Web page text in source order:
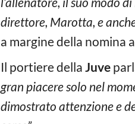
direttore, Marotta, e
a margine della nomina
Il portiere della Juve
gran piacere solo nel
dimostrato attenzione e